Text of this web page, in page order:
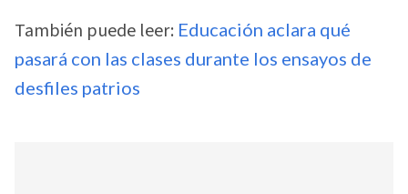
También puede leer: Educación aclara qué
pasará con las clases durante los ensayos de
desfiles patrios